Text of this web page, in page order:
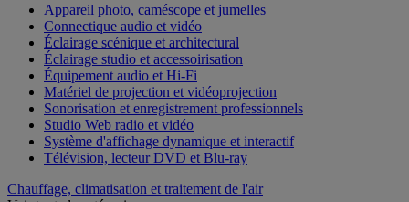
Appareil photo, caméscope et jumelles
Connectique audio et vidéo
Éclairage scénique et architectural
Éclairage studio et accessoirisation
Équipement audio et Hi-Fi
Matériel de projection et vidéoprojection
Sonorisation et enregistrement professionnels
Studio Web radio et vidéo
Système d'affichage dynamique et interactif
Télévision, lecteur DVD et Blu-ray
Chauffage, climatisation et traitement de l'air